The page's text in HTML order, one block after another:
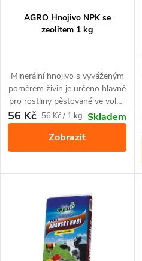
d
u
k
t
o
d
u
k
AGRO Hnojivo NPK se
zeolitem 1 kg
Minerální hnojivo s vyváženým
poměrem živin je určeno hlavně
pro rostliny pěstované ve volné
půdě - ovoce, zeleninu, okrasné
rostliny ad. Zlepšuje
hospodaření s vodou a živinami
v půdě.
56 Kč Měrná
56 Kč / 1 kg Skladem
Zobrazit